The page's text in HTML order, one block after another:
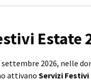
Estate
settembre 2026, nelle
attivano Servizi Festivi